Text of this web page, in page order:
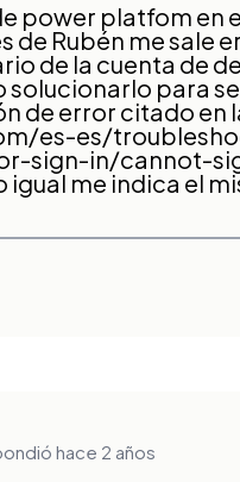
power platfom
de Rubén me sale
de la cuenta de
para
de error citado en
es-es/
sign-in/cannot-
me indica el
hace 2 años